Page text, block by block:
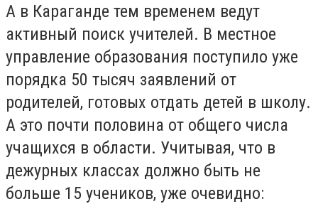
А в Караганде тем временем ведут
активный поиск учителей. В местное
управление образования поступило уже
порядка 50 тысяч заявлений от
родителей, готовых отдать детей в школу.
А это почти половина от общего числа
учащихся в области. Учитывая, что в
дежурных классах должно быть не
больше 15 учеников, уже очевидно: